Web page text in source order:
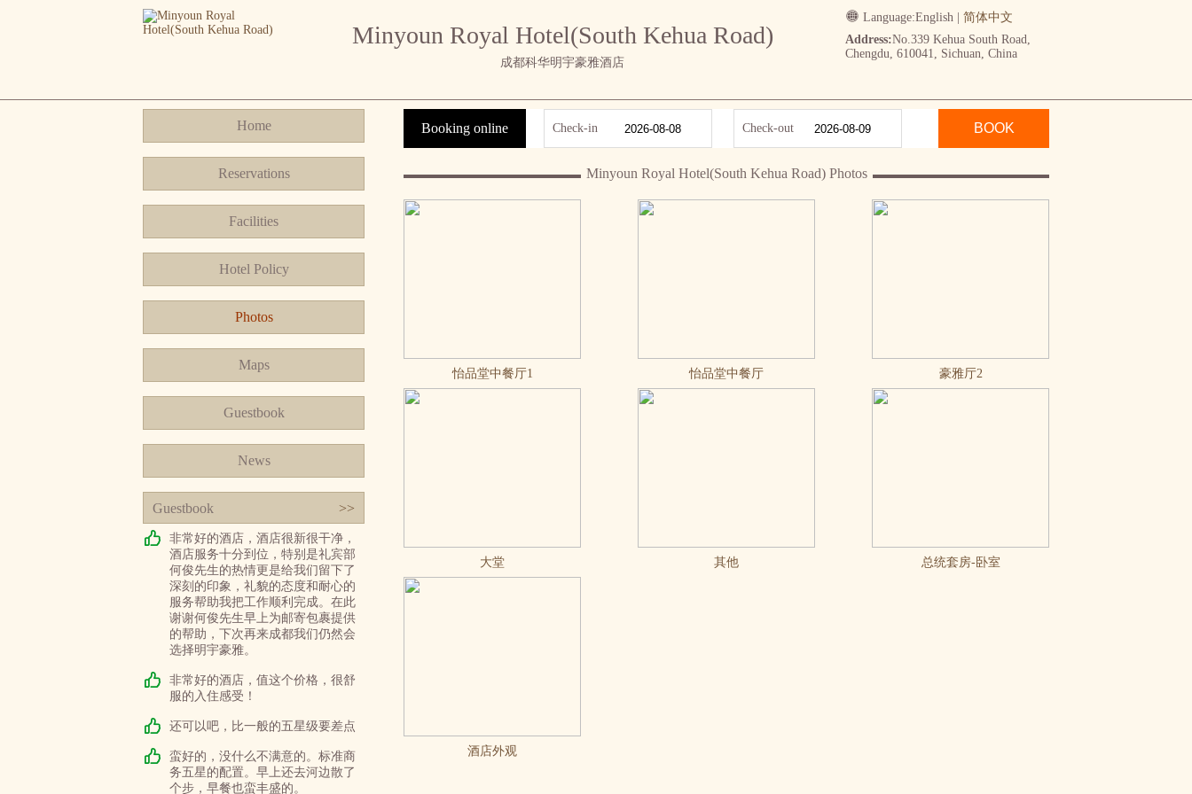
Minyoun Royal Hotel(South Kehua Road)
成都科华明宇豪雅酒店
Language:English
简体中文
Address:No.339 Kehua South Road,
Chengdu, 610041, Sichuan, China
Home
Reservations
Facilities
Hotel Policy
Photos
Maps
Guestbook
News
Guestbook >>
非常好的酒店，酒店很新很干净，
酒店服务十分到位，特别是礼宾部
何俊先生的热情更是给我们留下了
深刻的印象，礼貌的态度和耐心的
服务帮助我把工作顺利完成。在此
谢谢何俊先生早上为邮寄包裹提供
的帮助，下次再来成都我们仍然会
选择明宇豪雅。
非常好的酒店，值这个价格，很舒
服的入住感受！
还可以吧，比一般的五星级要差点
蛮好的，没什么不满意的。标准商
务五星的配置。早上还去河边散了
个步，早餐也蛮丰盛的。
Booking online Check-in Check-out BOOK
Minyoun Royal Hotel(South Kehua Road) Photos
怡品堂中餐厅1 怡品堂中餐厅 豪雅厅2
大堂 其他 总统套房-卧室
酒店外观